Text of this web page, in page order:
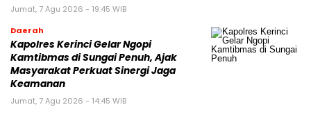
Jumat, 7 Agu 2026 - 19:45 WIB
Daerah
Kapolres Kerinci Gelar Ngopi
Kamtibmas di Sungai Penuh, Ajak
Masyarakat Perkuat Sinergi Jaga
Keamanan
Jumat, 7 Agu 2026 - 14:45 WIB